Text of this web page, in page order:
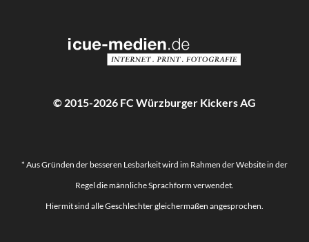
© 2015-2026 FC Würzburger Kickers AG
* Aus Gründen der besseren Lesbarkeit wird im Rahmen der Website in der
Regel die männliche Sprachform verwendet.
Hiermit sind alle Geschlechter gleichermaßen angesprochen.